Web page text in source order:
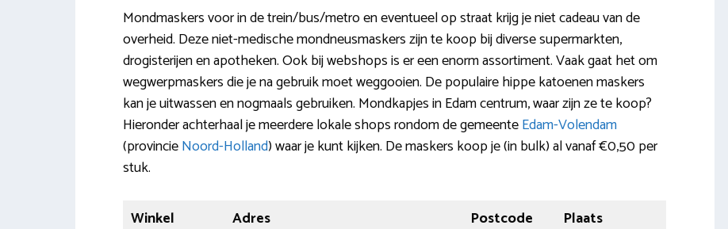
Mondmaskers voor in de trein/bus/metro en eventueel op straat krijg je niet cadeau van de
overheid. Deze niet-medische mondneusmaskers zijn te koop bij diverse supermarkten,
drogisterijen en apotheken. Ook bij webshops is er een enorm assortiment. Vaak gaat het om
wegwerpmaskers die je na gebruik moet weggooien. De populaire hippe katoenen maskers
kan je uitwassen en nogmaals gebruiken. Mondkapjes in Edam centrum, waar zijn ze te koop?
Hieronder achterhaal je meerdere lokale shops rondom de gemeenteEdam-Volendam
(provincieNoord-Holland) waar je kunt kijken. De maskers koop je (in bulk) al vanaf €0,50 per
stuk.
Winkel Adres Postcode
Plaats